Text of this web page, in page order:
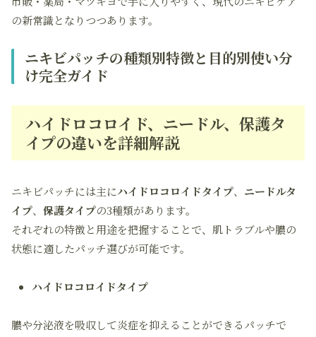
の新常識となりつつあります。
ニキビパッチの種類別特徴と目的別使い分
け完全ガイド
ハイドロコロイド、ニードル、保護タ
イプの違いを詳細解説
ニキビパッチには主にハイドロコロイドタイプ、 ニードルタ
イプ、 保護タイプの3種類があります。
それぞれの特徴と用途を把握することで、肌トラブルや膿の
状態に適したパッチ選びが可能です。
ハイドロコロイドタイプ
膿や分泌液を吸収して炎症を抑えることができるパッチで